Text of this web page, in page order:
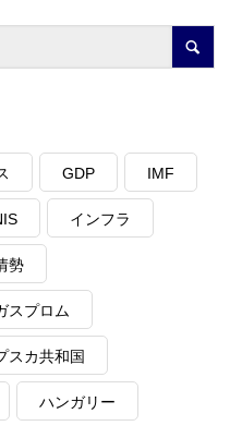
GDP IMF
インフラ
勢
スプロム
スカ共和国
ハンガリー